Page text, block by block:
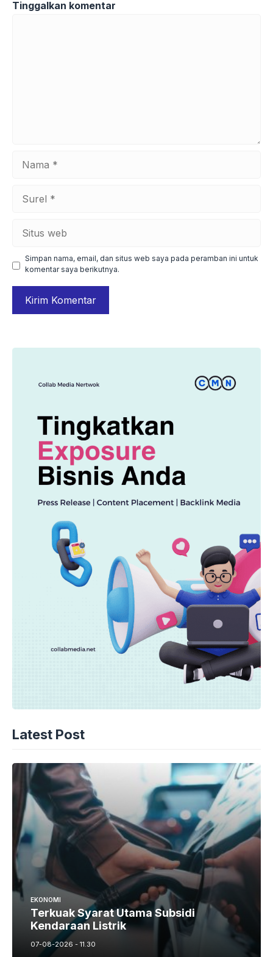
Tinggalkan komentar
Simpan nama, email, dan situs web saya pada peramban ini untuk
komentar saya berikutnya.
Latest Post
EKONOMI
Terkuak Syarat Utama Subsidi
Kendaraan Listrik
07-08-2026 - 11.30